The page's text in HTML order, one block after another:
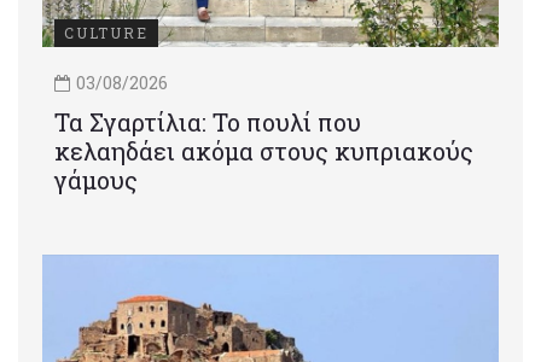
CULTURE
03/08/2026
Τα Σγαρτίλια: Το πουλί που
κελαηδάει ακόμα στους κυπριακούς
γάμους